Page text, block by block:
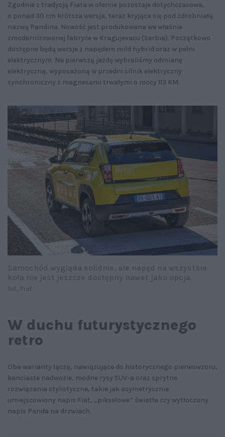
Zgodnie z tradycją Fiata w ofercie pozostaje dotychczasowa,
o ponad 30 cm krótsza wersja, teraz kryjąca się pod zdrobniałą
nazwą Pandina. Nowość jest produkowana we właśnie
zmodernizowanej fabryce w Kragujevacu (Serbia). Początkowo
dostępne będą wersje z napędem mild hybrid oraz w pełni
elektrycznym. Na pierwszą jazdę wybraliśmy odmianę
elektryczną, wyposażoną w przedni silnik elektryczny
synchroniczny z magnesami trwałymi o mocy 113 KM.
W duchu futurystycznego
retro
Oba warianty łączą, nawiązujące do historycznego pierwowzoru,
kanciaste nadwozie, modne rysy SUV-a oraz sprytne
rozwiązania stylistyczne, takie jak asymetrycznie
umiejscowiony napis Fiat, „pikselowe” światła czy wytłoczony
napis Panda na drzwiach.